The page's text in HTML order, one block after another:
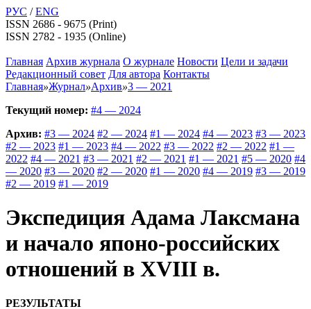
РУС /ENG
ISSN 2686 - 9675 (Print)
ISSN 2782 - 1935 (Online)
Главная Архив журнала О журнале Новости Цели и задачи
Редакционный совет Для автора Контакты
Главная»Журнал»Архив»3 — 2021
Текущий номер: #4 — 2024
Архив: #3 — 2024 #2 — 2024 #1 — 2024 #4 — 2023 #3 — 2023
#2 — 2023 #1 — 2023 #4 — 2022 #3 — 2022 #2 — 2022 #1 —
2022 #4 — 2021 #3 — 2021 #2 — 2021 #1 — 2021 #5 — 2020 #4
— 2020 #3 — 2020 #2 — 2020 #1 — 2020 #4 — 2019 #3 — 2019
#2 — 2019 #1 — 2019
Экспедиция Адама Лаксмана
и начало японо-российских
отношений в XVIII в.
РЕЗУЛЬТАТЫ